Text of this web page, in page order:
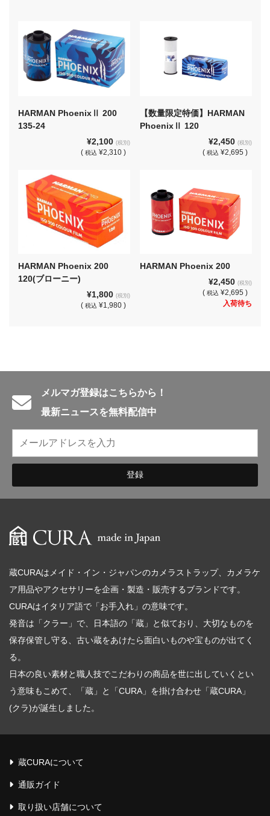
HARMAN PhoenixⅡ 200
135-24
¥2,100(税別)
(税込 ¥2,310 )
【数量限定特価】HARMAN
PhoenixⅡ 120
¥2,450(税別)
(税込 ¥2,695 )
HARMAN Phoenix 200
120(ブローニー)
¥1,800(税別)
(税込 ¥1,980 )
HARMAN Phoenix 200
¥2,450(税別)
(税込 ¥2,695 )
入荷待ち
メルマガ登録はこちらから！
最新ニュースを無料配信中
蔵CURAはメイド・イン・ジャパンのカメラストラップ、カメラケ
ア用品やアクセサリーを企画・製造・販売するブランドです。
CURAはイタリア語で「お手入れ」の意味です。
発音は「クラー」で、日本語の「蔵」と似ており、大切なものを
保存保管し守る、古い蔵をあけたら面白いものや宝ものが出てく
る。
日本の良い素材と職人技でこだわりの商品を世に出していくとい
う意味もこめて、「蔵」と「CURA」を掛け合わせ「蔵CURA」
(クラ)が誕生しました。
蔵CURAについて
通販ガイド
取り扱い店舗について